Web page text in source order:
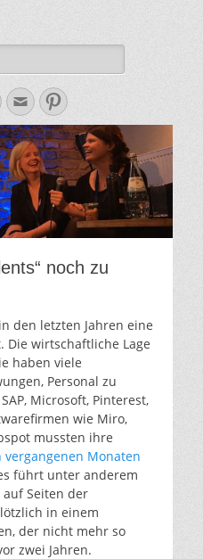
Blog
Twitter
E-
Mail-
Adresse
Pinterest
noch zu
den letzten Jahren eine
Die wirtschaftliche Lage
haben viele
Personal zu
Microsoft, Pinterest,
wie Miro,
mussten ihre
vergangenen Monaten
führt unter anderem
Seiten der
in einem
der nicht mehr so
zwei Jahren.